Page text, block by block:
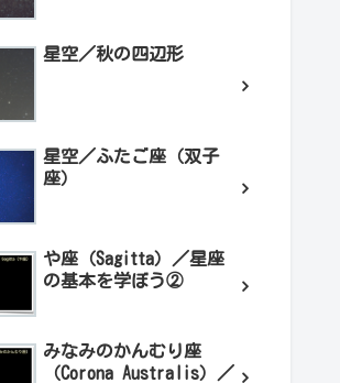
星空／秋の四辺形
星空／ふたご座（双子
座）
や座（Sagitta）／星座
の基本を学ぼう②
みなみのかんむり座
（Corona Australis）／